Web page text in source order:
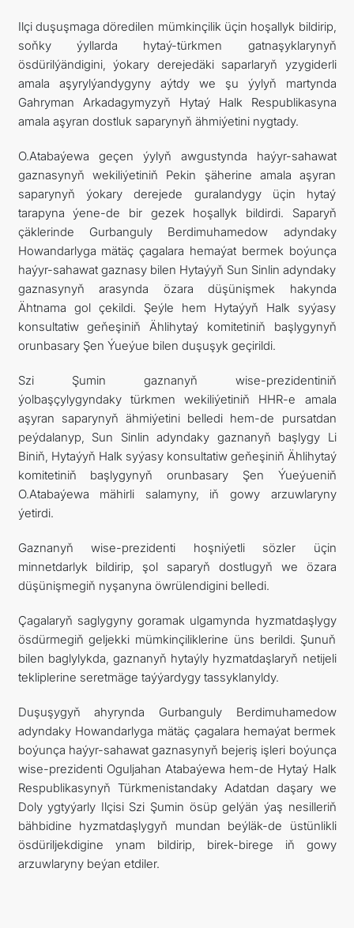
Ilçi duşuşmaga döredilen mümkinçilik üçin hoşallyk bildirip,
soňky ýyllarda hytaý-türkmen gatnaşyklarynyň
ösdürilýändigini, ýokary derejedäki saparlaryň yzygiderli
amala aşyrylýandygyny aýtdy we şu ýylyň martynda
Gahryman Arkadagymyzyň Hytaý Halk Respublikasyna
amala aşyran dostluk saparynyň ähmiýetini nygtady.
O.Atabaýewa geçen ýylyň awgustynda haýyr-sahawat
gaznasynyň wekiliýetiniň Pekin şäherine amala aşyran
saparynyň ýokary derejede guralandygy üçin hytaý
tarapyna ýene-de bir gezek hoşallyk bildirdi. Saparyň
çäklerinde Gurbanguly Berdimuhamedow adyndaky
Howandarlyga mätäç çagalara hemaýat bermek boýunça
haýyr-sahawat gaznasy bilen Hytaýyň Sun Sinlin adyndaky
gaznasynyň arasynda özara düşünişmek hakynda
Ähtnama gol çekildi. Şeýle hem Hytaýyň Halk syýasy
konsultatiw geňeşiniň Ählihytaý komitetiniň başlygynyň
orunbasary Şen Ýueýue bilen duşuşyk geçirildi.
Szi Şumin gaznanyň wise-prezidentiniň
ýolbaşçylygyndaky türkmen wekiliýetiniň HHR-e amala
aşyran saparynyň ähmiýetini belledi hem-de pursatdan
peýdalanyp, Sun Sinlin adyndaky gaznanyň başlygy Li
Biniň, Hytaýyň Halk syýasy konsultatiw geňeşiniň Ählihytaý
komitetiniň başlygynyň orunbasary Şen Ýueýueniň
O.Atabaýewa mähirli salamyny, iň gowy arzuwlaryny
ýetirdi.
Gaznanyň wise-prezidenti hoşniýetli sözler üçin
minnetdarlyk bildirip, şol saparyň dostlugyň we özara
düşünişmegiň nyşanyna öwrülendigini belledi.
Çagalaryň saglygyny goramak ulgamynda hyzmatdaşlygy
ösdürmegiň geljekki mümkinçiliklerine üns berildi. Şunuň
bilen baglylykda, gaznanyň hytaýly hyzmatdaşlaryň netijeli
tekliplerine seretmäge taýýardygy tassyklanyldy.
Duşuşygyň ahyrynda Gurbanguly Berdimuhamedow
adyndaky Howandarlyga mätäç çagalara hemaýat bermek
boýunça haýyr-sahawat gaznasynyň bejeriş işleri boýunça
wise-prezidenti Oguljahan Atabaýewa hem-de Hytaý Halk
Respublikasynyň Türkmenistandaky Adatdan daşary we
Doly ygtyýarly Ilçisi Szi Şumin ösüp gelýän ýaş nesilleriň
bähbidine hyzmatdaşlygyň mundan beýläk-de üstünlikli
ösdüriljekdigine ynam bildirip, birek-birege iň gowy
arzuwlaryny beýan etdiler.